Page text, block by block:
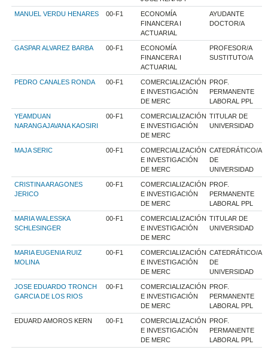
MANUEL VERDU HENARES 00-F1
ECONOMÍA
FINANCERA I
ACTUARIAL
AYUDANTE
DOCTOR/A
GASPAR ALVAREZ BARBA 00-F1
ECONOMÍA
FINANCERA I
ACTUARIAL
PROFESOR/A
SUSTITUTO/A
PEDRO CANALES RONDA 00-F1
COMERCIALIZACIÓN
E INVESTIGACIÓN
DE MERC
PROF.
PERMANENTE
LABORAL PPL
YEAMDUAN
NARANGAJAVANA KAOSIRI
00-F1
COMERCIALIZACIÓN
E INVESTIGACIÓN
DE MERC
TITULAR DE
UNIVERSIDAD
MAJA SERIC 00-F1
COMERCIALIZACIÓN
E INVESTIGACIÓN
DE MERC
CATEDRÁTICO/A
DE
UNIVERSIDAD
CRISTINA ARAGONES
JERICO
00-F1
COMERCIALIZACIÓN
E INVESTIGACIÓN
DE MERC
PROF.
PERMANENTE
LABORAL PPL
MARIA WALESSKA
SCHLESINGER
00-F1
COMERCIALIZACIÓN
E INVESTIGACIÓN
DE MERC
TITULAR DE
UNIVERSIDAD
MARIA EUGENIA RUIZ
MOLINA
00-F1
COMERCIALIZACIÓN
E INVESTIGACIÓN
DE MERC
CATEDRÁTICO/A
DE
UNIVERSIDAD
JOSE EDUARDO TRONCH
GARCIA DE LOS RIOS
00-F1
COMERCIALIZACIÓN
E INVESTIGACIÓN
DE MERC
PROF.
PERMANENTE
LABORAL PPL
EDUARD AMOROS KERN 00-F1
COMERCIALIZACIÓN
E INVESTIGACIÓN
DE MERC
PROF.
PERMANENTE
LABORAL PPL